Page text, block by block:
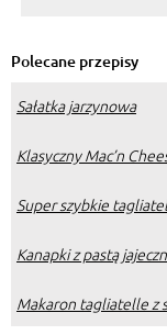
Polecane przepisy
Sałatka jarzynowa
Klasyczny Mac’n
Super szybkie
Kanapki z pastą
Makaron tagliatelle z